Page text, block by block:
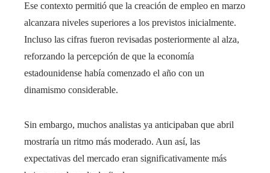
Ese contexto permitió que la creación de empleo en marzo
alcanzara niveles superiores a los previstos inicialmente.
Incluso las cifras fueron revisadas posteriormente al alza,
reforzando la percepción de que la economía
estadounidense había comenzado el año con un
dinamismo considerable.
Sin embargo, muchos analistas ya anticipaban que abril
mostraría un ritmo más moderado. Aun así, las
expectativas del mercado eran significativamente más